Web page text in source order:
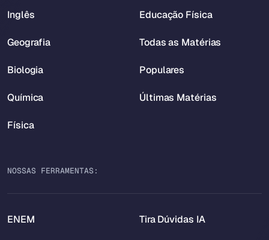
Inglês
Geografia
Biologia
Química
Física
Educação Física
Todas as Matérias
Populares
Últimas Matérias
NOSSAS FERRAMENTAS:
ENEM Tira Dúvidas IA